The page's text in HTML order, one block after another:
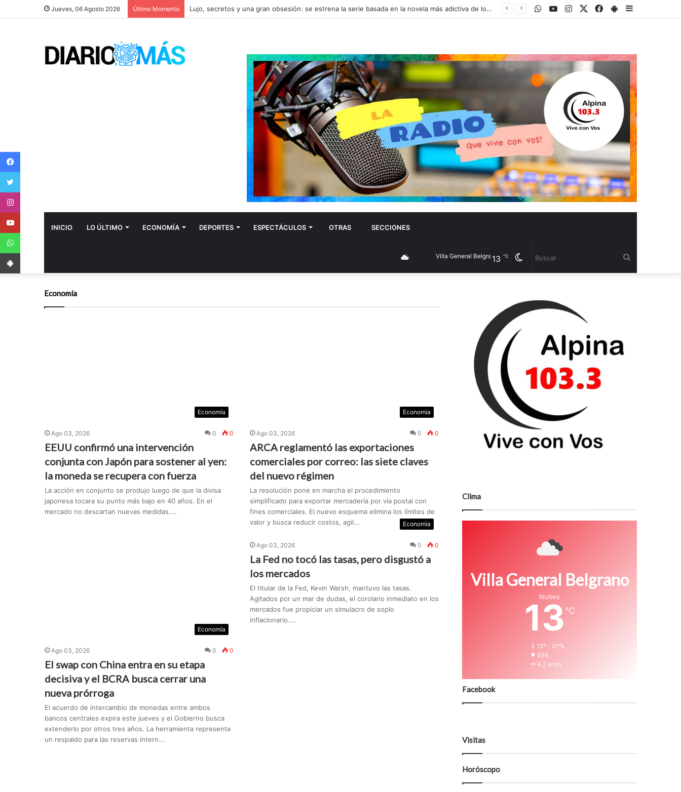
Jueves, 06 Agosto 2026 Último Momento Crónicas de violencia, poder y desigualdad en América latina PlayStore
Facebook
Twitter
Instagram
Youtube
WhatsApp
INICIO LO ÚLTIMO ECONOMÍA DEPORTES ESPECTÁCULOS OTRAS SECCIONES
Cambiar
Villa General Belgrano 13 ℃
Economía
Economía
Ago 03, 2026 0 0
EEUU confirmó una intervención
conjunta con Japón para sostener al yen:
la moneda se recupera con fuerza
La acción en conjunto se produjo luego de que la divisa
japonesa tocara su punto más bajo en 40 años. En el
mercado no descartan nuevas medidas....
Economía
Ago 03, 2026 0 0
ARCA reglamentó las exportaciones
comerciales por correo: las siete claves
del nuevo régimen
La resolución pone en marcha el procedimiento
simplificado para exportar mercadería por vía postal con
fines comerciales. El nuevo esquema elimina los límites de
valor y busca reducir costos, agil...
Economía
Ago 03, 2026 0 0
El swap con China entra en su etapa
decisiva y el BCRA busca cerrar una
nueva prórroga
El acuerdo de intercambio de monedas entre ambos
bancos centrales expira este jueves y el Gobierno busca
extenderlo por otros tres años. La herramienta representa
un respaldo para las reservas intern...
Economía
Ago 03, 2026 0 0
La Fed no tocó las tasas, pero disgustó a
los mercados
El titular de la Fed, Kevin Warsh, mantuvo las tasas.
Agitados por un mar de dudas, el corolario inmediato en los
mercados fue propiciar un simulacro de soplo
inflacionario....
Clima
Villa General Belgrano
Nubes
13 ℃
13º - 13º%
93%
4.2 km/h
Facebook
Visitas
Horóscopo
Youtube